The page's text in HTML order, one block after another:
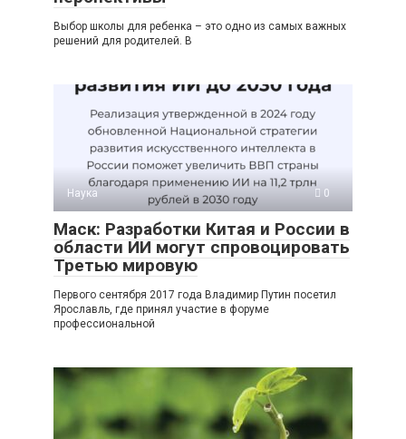
Выбор школы для ребенка – это одно из самых важных
решений для родителей. В
Наука 0
Маск: Разработки Китая и России в
области ИИ могут спровоцировать
Третью мировую
Первого сентября 2017 года Владимир Путин посетил
Ярославль, где принял участие в форуме
профессиональной